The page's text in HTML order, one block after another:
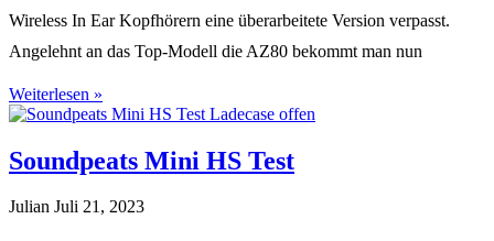
Wireless In Ear Kopfhörern eine überarbeitete Version verpasst.
Angelehnt an das Top-Modell die AZ80 bekommt man nun
Weiterlesen »
Soundpeats Mini HS Test
Julian Juli 21, 2023